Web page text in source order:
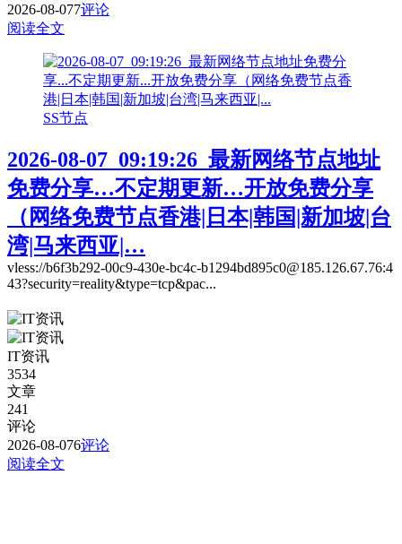
2026-08-077评论
阅读全文
SS节点
2026-08-07_09:19:26_最新网络节点地址
免费分享…不定期更新…开放免费分享
（网络免费节点香港|日本|韩国|新加坡|台
湾|马来西亚|…
vless://b6f3b292-00c9-430e-bc4c-b1294bd895c0@185.126.67.76:4
43?security=reality&type=tcp&pac...
IT资讯
3534
文章
241
评论
2026-08-076评论
阅读全文